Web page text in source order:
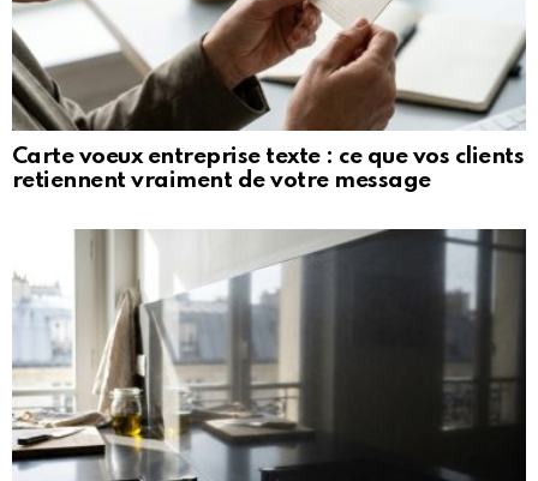
Carte voeux entreprise texte : ce que vos clients
retiennent vraiment de votre message